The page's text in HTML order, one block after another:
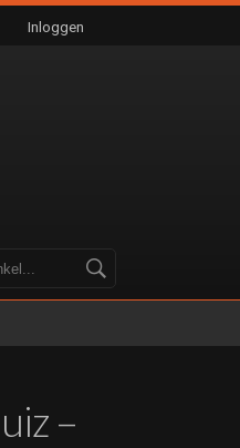
Inloggen
–